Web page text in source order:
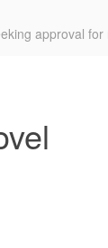
approval